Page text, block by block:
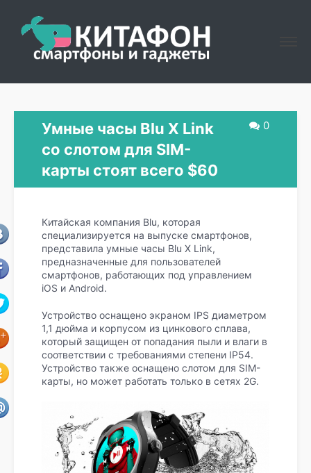
0
Умные часы Blu X Link
со слотом для SIM-
карты стоят всего $60
Китайская компания Blu, которая
специализируется на выпуске смартфонов,
представила умные часы Blu X Link,
предназначенные для пользователей
смартфонов, работающих под управлением
iOS и Android.
Устройство оснащено экраном IPS диаметром
1,1 дюйма и корпусом из цинкового сплава,
который защищен от попадания пыли и влаги в
соответствии с требованиями степени IP54.
Устройство также оснащено слотом для SIM-
карты, но может работать только в сетях 2G.